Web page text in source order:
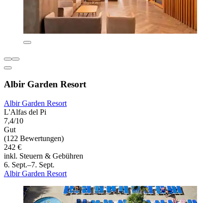
Albir Garden Resort
Albir Garden Resort
L'Alfas del Pi
7,4/10
Gut
(122 Bewertungen)
242 €
inkl. Steuern & Gebühren
6. Sept.–7. Sept.
Albir Garden Resort